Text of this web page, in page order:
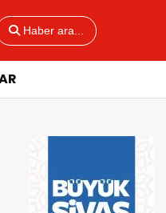
Haber ara...